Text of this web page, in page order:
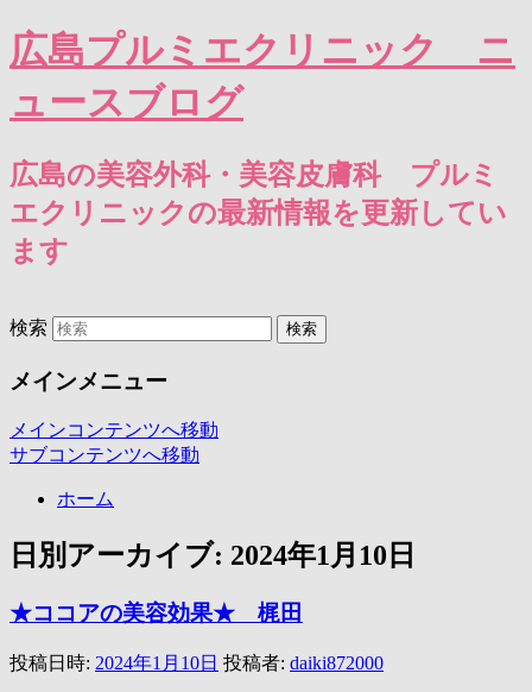
広島プルミエクリニック ニ
ュースブログ
広島の美容外科・美容皮膚科 プルミ
エクリニックの最新情報を更新してい
ます
検索
メインメニュー
メインコンテンツへ移動
サブコンテンツへ移動
ホーム
日別アーカイブ: 2024年1月10日
★ココアの美容効果★ 梶田
投稿日時: 2024年1月10日 投稿者: daiki872000